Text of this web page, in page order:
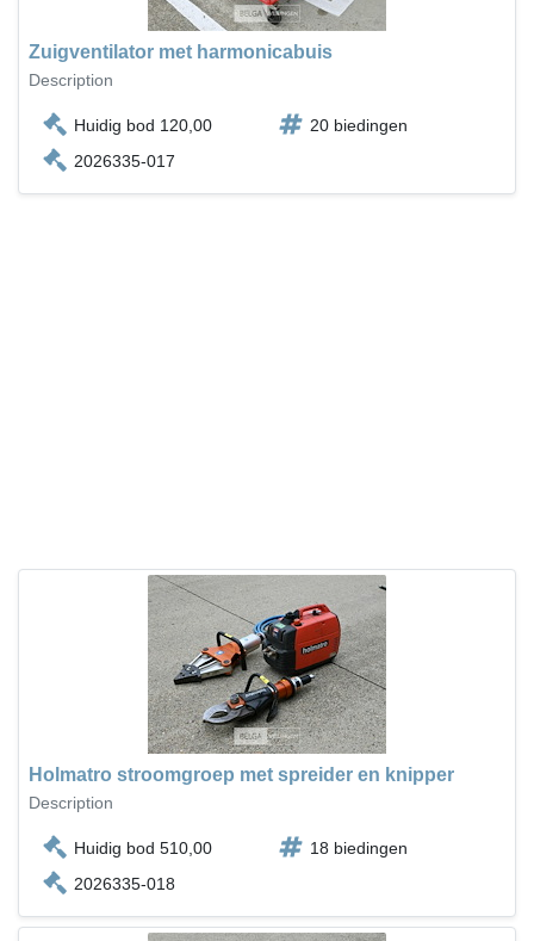
Zuigventilator met harmonicabuis
Description
Huidig bod 120,00
20 biedingen
2026335-017
Holmatro stroomgroep met spreider en knipper
Description
Huidig bod 510,00
18 biedingen
2026335-018